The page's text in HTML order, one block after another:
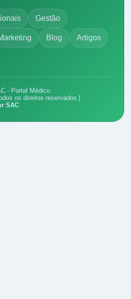
Gestão
Blog Artigos
- Portal Médico.
os direitos reservados |
SAC